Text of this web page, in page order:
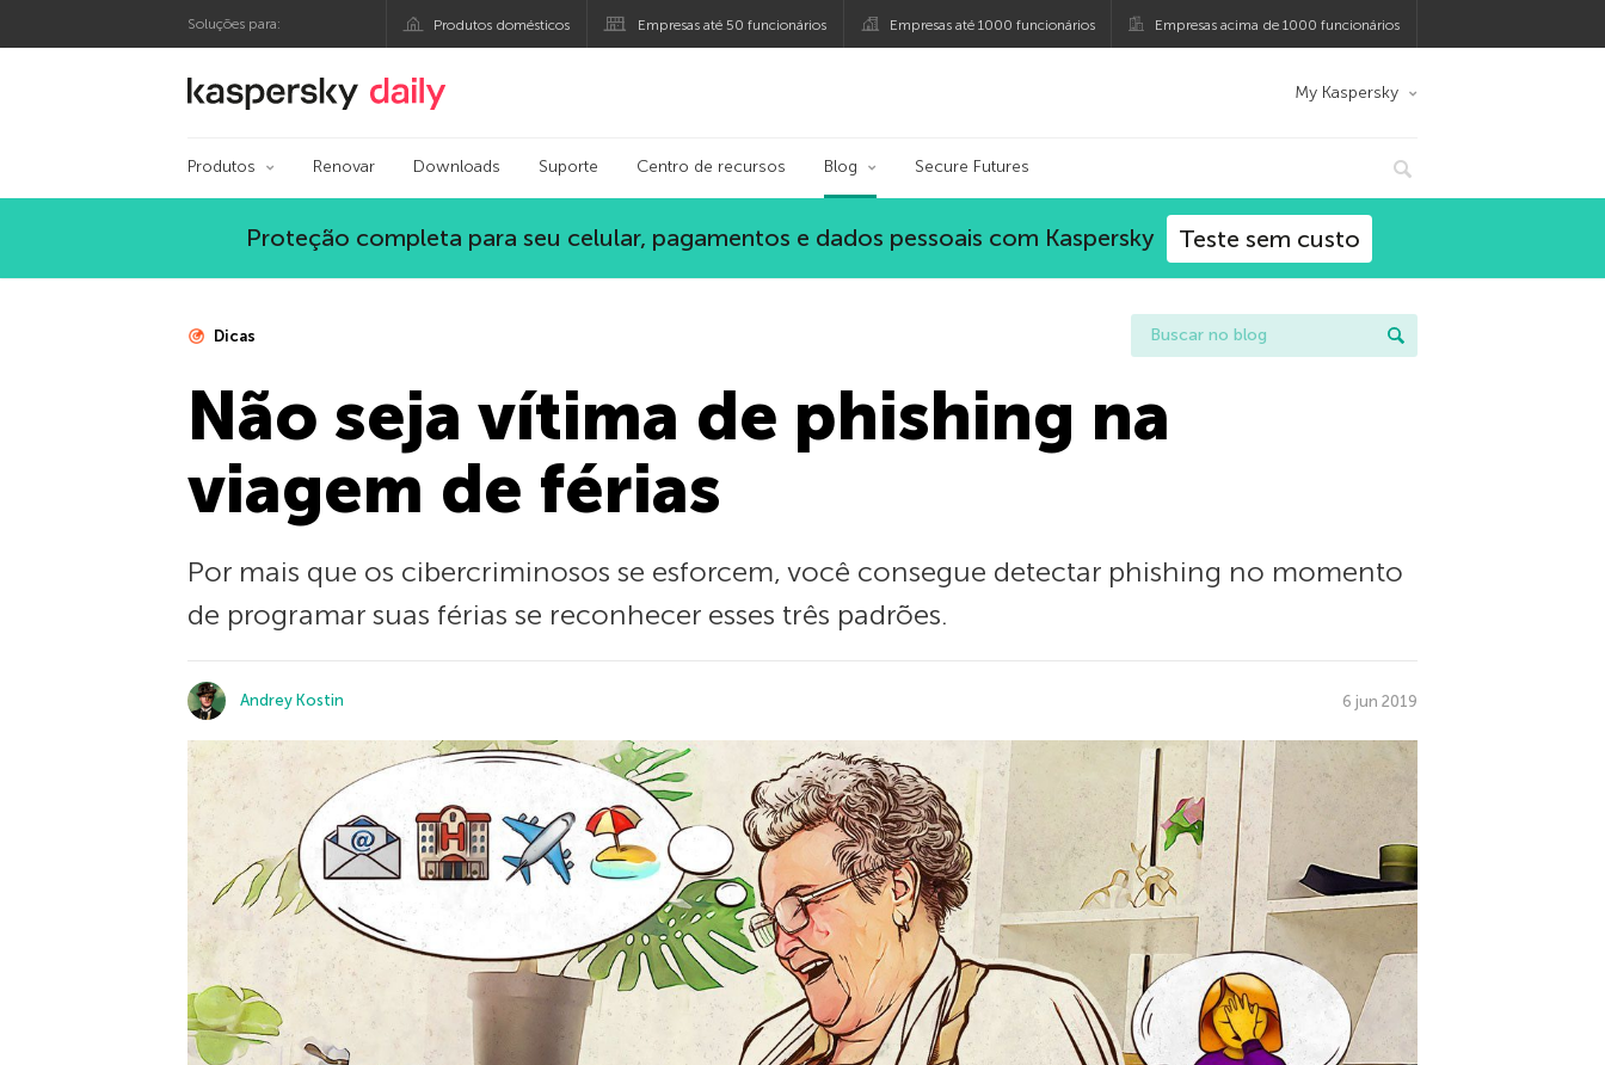
Soluções para: Produtos domésticos Empresas até 50 funcionários Empresas até 1000 funcionários Empresas acima de 1000 funcionários
Blog oficial da Kaspersky My Kaspersky
Produtos Renovar Downloads Suporte Centro de recursos Blog Secure Futures
Proteção completa para seu celular, pagamentos e dados pessoais com Kaspersky Teste sem custo
Dicas
Não seja vítima de phishing na
viagem de férias
Por mais que os cibercriminosos se esforcem, você consegue detectar phishing no momento
de programar suas férias se reconhecer esses três padrões.
Andrey Kostin 6 jun 2019